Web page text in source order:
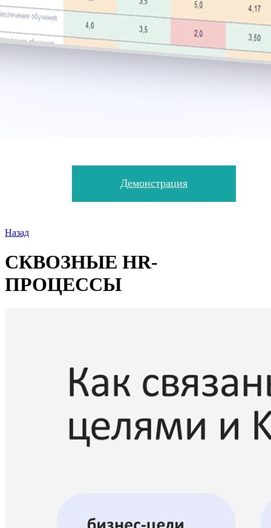
Демонстрация
Назад
СКВОЗНЫЕ НR-
ПРОЦЕССЫ